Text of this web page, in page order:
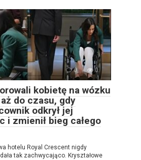
0 0
kobietę na wózku
do czasu, gdy
odkrył jej
i zmienił bieg całego
hotelu Royal Crescent nigdy
tak zachwycająco. Kryształowe